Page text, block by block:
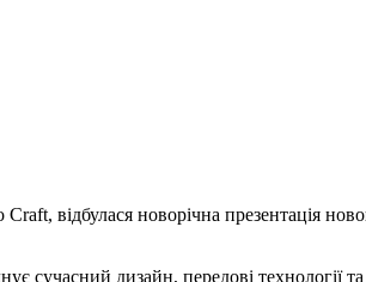
відбулася новорічна презентація
сучасний дизайн, передові технології